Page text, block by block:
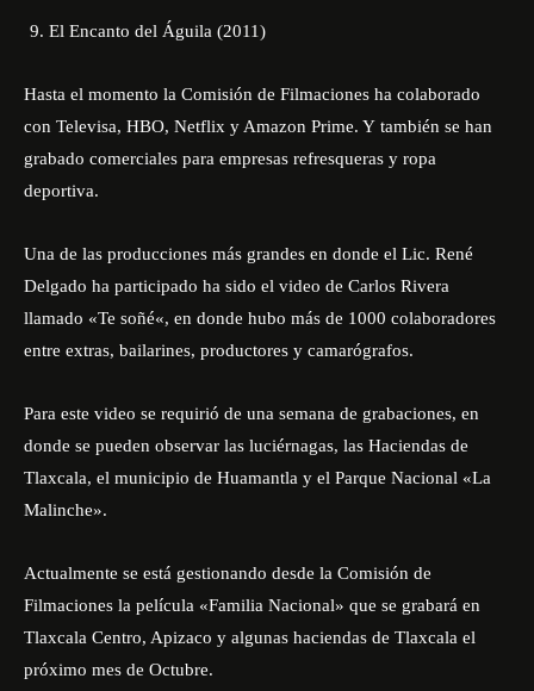
El Encanto del Águila (2011)
Hasta el momento la Comisión de Filmaciones ha colaborado
con Televisa, HBO, Netflix y Amazon Prime. Y también se han
grabado comerciales para empresas refresqueras y ropa
deportiva.
Una de las producciones más grandes en donde el Lic. René
Delgado ha participado ha sido el video de Carlos Rivera
llamado «Te soñé«, en donde hubo más de 1000 colaboradores
entre extras, bailarines, productores y camarógrafos.
Para este video se requirió de una semana de grabaciones, en
donde se pueden observar las luciérnagas, las Haciendas de
Tlaxcala, el municipio de Huamantla y el Parque Nacional «La
Malinche».
Actualmente se está gestionando desde la Comisión de
Filmaciones la película «Familia Nacional» que se grabará en
Tlaxcala Centro, Apizaco y algunas haciendas de Tlaxcala el
próximo mes de Octubre.